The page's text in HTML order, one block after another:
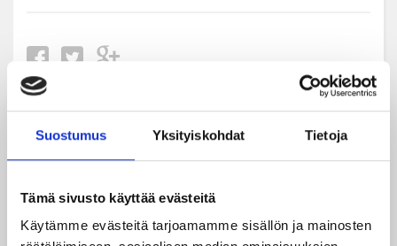
Suostumus Yksityiskohdat Tietoja
Tämä sivusto käyttää evästeitä
Käytämme evästeitä tarjoamamme sisällön ja mainosten
Uusimmat
06.08.2026
JYPin kausi käyntiin Tampere Cupista!